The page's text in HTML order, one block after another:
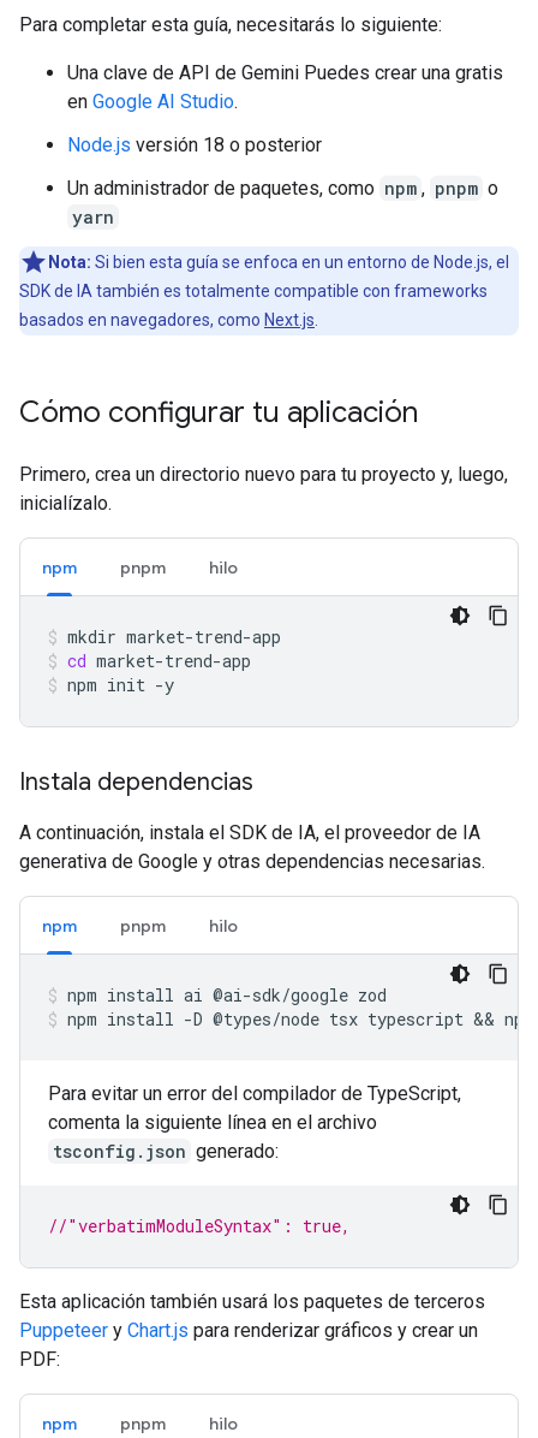
Para completar esta guía, necesitarás lo siguiente:
Una clave de API de Gemini Puedes crear una gratis
en Google AI Studio.
Node.js versión 18 o posterior
Un administrador de paquetes, como npm , pnpm o
yarn
Nota: Si bien esta guía se enfoca en un entorno de Node.js, el
SDK de IA también es totalmente compatible con frameworks
basados en navegadores, como Next.js
Cómo configurar tu aplicación
Primero, crea un directorio nuevo para tu proyecto y, luego,
inicialízalo.
npm pnpm hilo
mkdir market-trend-app
cd market-trend-app
npm init -y
Instala dependencias
A continuación, instala el SDK de IA, el proveedor de IA
generativa de Google y otras dependencias necesarias.
npm pnpm hilo
npm install ai @ai-sdk/google zod
npm install -D @types/node tsx typescript && npx
Para evitar un error del compilador de TypeScript,
comenta la siguiente línea en el archivo
tsconfig.json generado:
//"verbatimModuleSyntax": true,
Esta aplicación también usará los paquetes de terceros
Puppeteer y Chart.js para renderizar gráficos y crear un
PDF:
npm pnpm hilo